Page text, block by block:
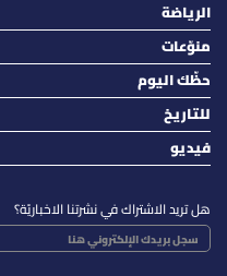
الرياضة
منوّعات
حظّك اليوم
للتاريخ
فيديو
هل تريد الاشتراك في نشرتنا الاخباريّة؟